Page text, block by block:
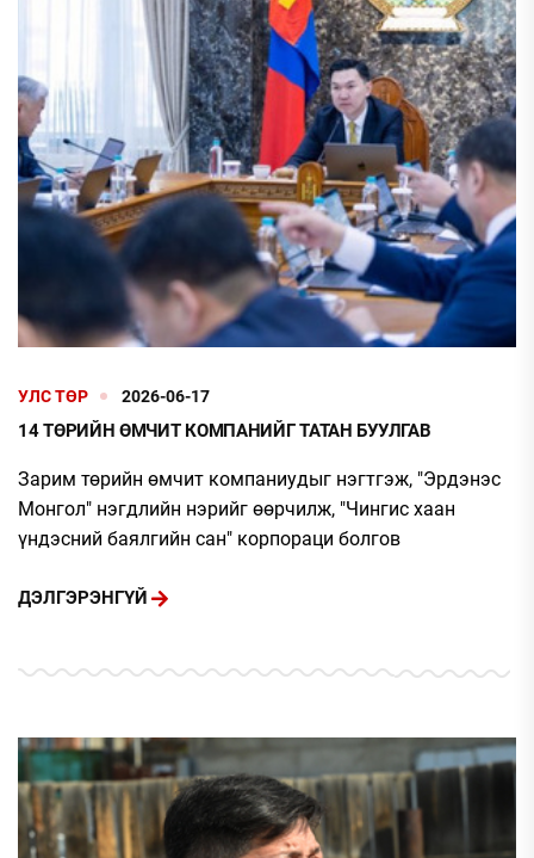
УЛС ТӨР 2026-06-17
14 ТӨРИЙН ӨМЧИТ КОМПАНИЙГ ТАТАН БУУЛГАВ
Зарим төрийн өмчит компаниудыг нэгтгэж, "Эрдэнэс
Монгол" нэгдлийн нэрийг өөрчилж, "Чингис хаан
үндэсний баялгийн сан" корпораци болгов
ДЭЛГЭРЭНГҮЙ